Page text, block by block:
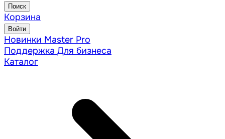
Поиск
Корзина
Войти
Новинки Master Pro
Поддержка Для бизнеса
Каталог